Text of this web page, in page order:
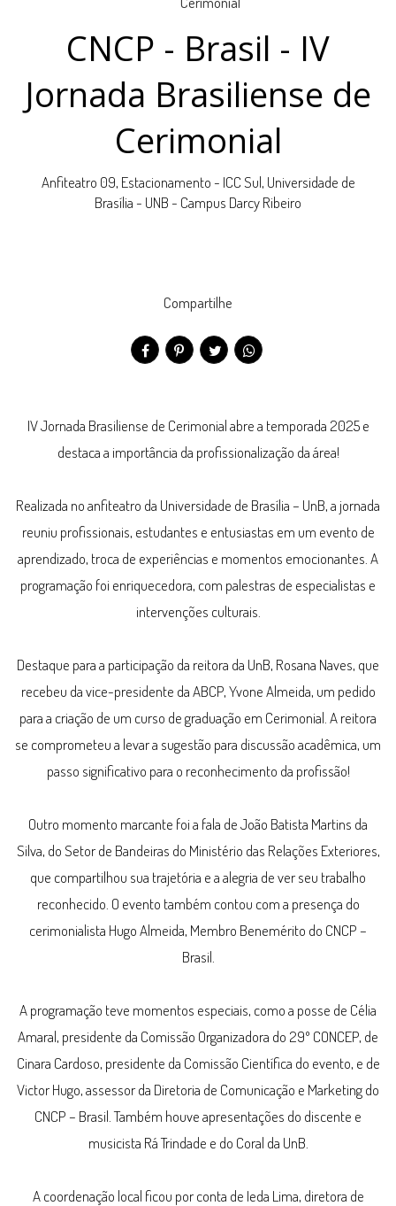
CNCP - Brasil - IV
Jornada Brasiliense de
Cerimonial
Anfiteatro 09, Estacionamento - ICC Sul, Universidade de
Brasília - UNB - Campus Darcy Ribeiro
Compartilhe
IV Jornada Brasiliense de Cerimonial abre a temporada 2025 e
destaca a importância da profissionalização da área!
Realizada no anfiteatro da Universidade de Brasília – UnB, a jornada
reuniu profissionais, estudantes e entusiastas em um evento de
aprendizado, troca de experiências e momentos emocionantes. A
programação foi enriquecedora, com palestras de especialistas e
intervenções culturais.
Destaque para a participação da reitora da UnB, Rosana Naves, que
recebeu da vice-presidente da ABCP, Yvone Almeida, um pedido
para a criação de um curso de graduação em Cerimonial. A reitora
se comprometeu a levar a sugestão para discussão acadêmica, um
passo significativo para o reconhecimento da profissão!
Outro momento marcante foi a fala de João Batista Martins da
Silva, do Setor de Bandeiras do Ministério das Relações Exteriores,
que compartilhou sua trajetória e a alegria de ver seu trabalho
reconhecido. O evento também contou com a presença do
cerimonialista Hugo Almeida, Membro Benemérito do CNCP –
Brasil.
A programação teve momentos especiais, como a posse de Célia
Amaral, presidente da Comissão Organizadora do 29º CONCEP, de
Cinara Cardoso, presidente da Comissão Científica do evento, e de
Victor Hugo, assessor da Diretoria de Comunicação e Marketing do
CNCP – Brasil. Também houve apresentações do discente e
musicista Rá Trindade e do Coral da UnB.
A coordenação local ficou por conta de Ieda Lima, diretora de